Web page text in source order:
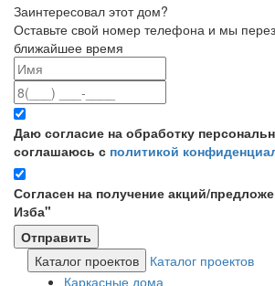
Заинтересовал этот дом?
Оставьте свой номер телефона и мы
ближайшее время
Даю согласие на обработку
соглашаюсь с политикой
Согласен на получение акций/
Изба"
Каталог проектов
Каталог проектов
Каркасные дома